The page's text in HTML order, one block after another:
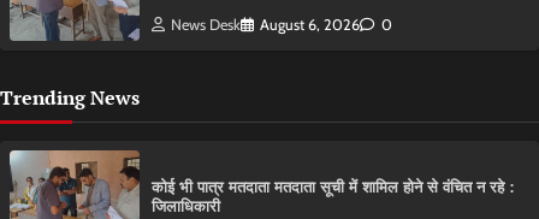
News Desk August 6, 2026 0
Trending News
कोई भी पात्र मतदाता मतदाता सूची में शामिल होने से वंचित न रहे :
जिलाधिकारी